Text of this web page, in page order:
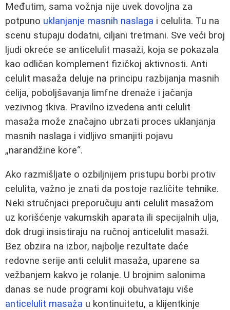
Međutim, sama vožnja nije uvek dovoljna za
potpuno uklanjanje masnih naslaga i celulita. Tu na
scenu stupaju dodatni, ciljani tretmani. Sve veći broj
ljudi okreće se anticelulit masaži, koja se pokazala
kao odličan komplement fizičkoj aktivnosti. Anti
celulit masaža deluje na principu razbijanja masnih
ćelija, poboljšavanja limfne drenaže i jačanja
vezivnog tkiva. Pravilno izvedena anti celulit
masaža može značajno ubrzati proces uklanjanja
masnih naslaga i vidljivo smanjiti pojavu
„narandžine kore“.
Ako razmišljate o ozbiljnijem pristupu borbi protiv
celulita, važno je znati da postoje različite tehnike.
Neki stručnjaci preporučuju anti celulit masažom
uz korišćenje vakumskih aparata ili specijalnih ulja,
dok drugi insistiraju na ručnoj anticelulit masaži.
Bez obzira na izbor, najbolje rezultate daće
redovne serije anti celulit masaža, uparene sa
vežbanjem kakvo je rolanje. U brojnim salonima
danas se nude programi koji obuhvataju više
anticelulit masaža u kontinuitetu, a klijentkinje